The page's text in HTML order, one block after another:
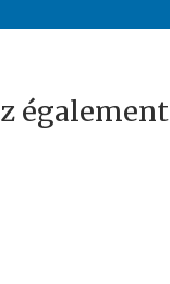
également